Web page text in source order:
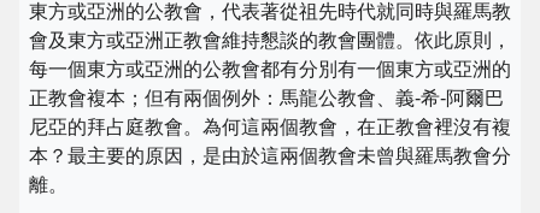
東方或亞洲的公教會，代表著從祖先時代就同時與羅馬教
會及東方或亞洲正教會維持懇談的教會團體。依此原則，
每一個東方或亞洲的公教會都有分別有一個東方或亞洲的
正教會複本；但有兩個例外：馬龍公教會、義-希-阿爾巴
尼亞的拜占庭教會。為何這兩個教會，在正教會裡沒有複
本？最主要的原因，是由於這兩個教會未曾與羅馬教會分
離。